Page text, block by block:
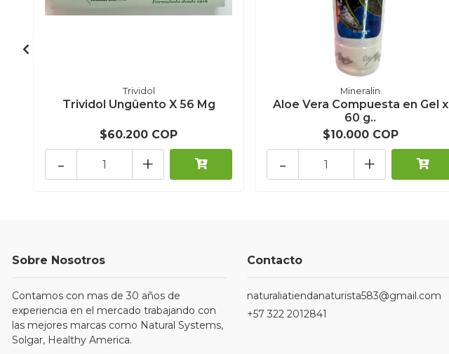
Trividol
Trividol Ungûento X 56 Mg
$60.200 COP
+
-
Mineralin
Aloe Vera Compuesta en Gel x
60 g..
$10.000 COP
+
-
Sobre Nosotros
Contamos con mas de 30 años de
experiencia en el mercado trabajando con
las mejores marcas como Natural Systems,
Solgar, Healthy America.
Contacto
naturaliatiendanaturista583@gmail.com
+57 322 2012841